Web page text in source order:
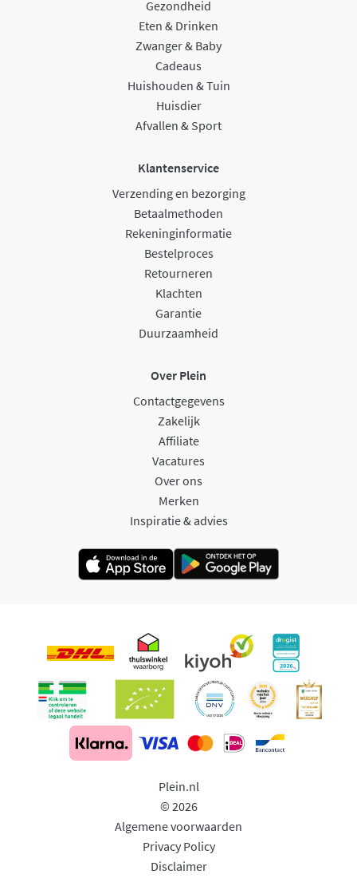
Gezondheid
Eten & Drinken
Zwanger & Baby
Cadeaus
Huishouden & Tuin
Huisdier
Afvallen & Sport
Klantenservice
Verzending en bezorging
Betaalmethoden
Rekeninginformatie
Bestelproces
Retourneren
Klachten
Garantie
Duurzaamheid
Over Plein
Contactgegevens
Zakelijk
Affiliate
Vacatures
Over ons
Merken
Inspiratie & advies
Plein.nl
© 2026
Algemene voorwaarden
Privacy Policy
Disclaimer